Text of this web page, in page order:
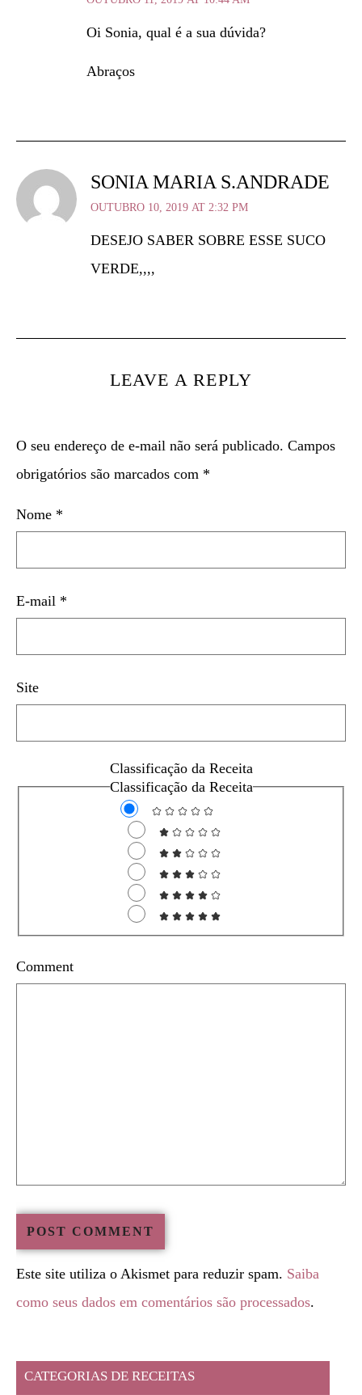
Oi Sonia, qual é a sua dúvida?
Abraços
SONIA MARIA S.ANDRADE
OUTUBRO 10, 2019 AT 2:32 PM
DESEJO SABER SOBRE ESSE SUCO
VERDE,,,,
LEAVE A REPLY
O seu endereço de e-mail não será publicado. Campos
obrigatórios são marcados com *
Nome *
E-mail *
Site
Classificação da Receita
Classificação da Receita
Comment
Este site utiliza o Akismet para reduzir spam. Saiba
como seus dados em comentários são processados.
CATEGORIAS DE RECEITAS